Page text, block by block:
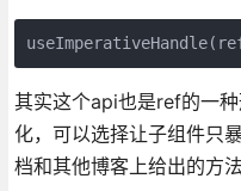
其实这个api也是ref的一
化，可以选择让子组件只
档和其他博客上给出的方